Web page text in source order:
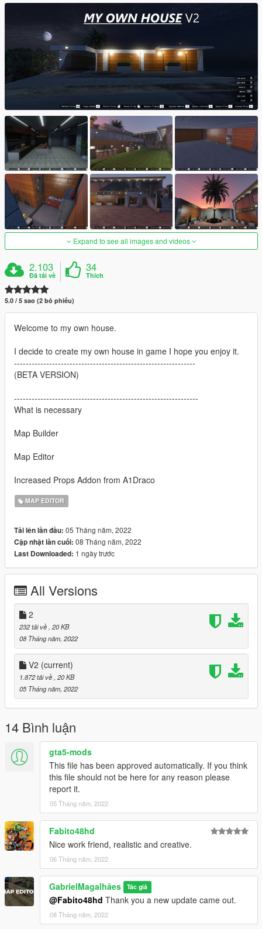
Expand to see all images and videos
2.103
Đã tải về
34
Thích
5.0 / 5 sao (2 bỏ phiếu)
Welcome to my own house.
I decide to create my own house in game I hope you enjoy it.
--------------------------------------------------------------
(BETA VERSION)
---------------------------------------------------------------
What is necessary
Map Builder
Map Editor
Increased Props Addon from A1Draco
MAP EDITOR
Tải lên lần đầu: 05 Tháng năm, 2022
Cập nhật lần cuối: 08 Tháng năm, 2022
Last Downloaded: 1 ngày trước
All Versions
2
232 tải về , 20 KB
08 Tháng năm, 2022
V2 (current)
1.872 tải về , 20 KB
05 Tháng năm, 2022
14 Bình luận
gta5-mods
This file has been approved automatically. If you think
this file should not be here for any reason please
report it.
05 Tháng năm, 2022
Fabito48hd
Nice work friend, realistic and creative.
06 Tháng năm, 2022
GabrielMagalhães Tác giả
@Fabito48hd Thank you a new update came out.
08 Tháng năm, 2022